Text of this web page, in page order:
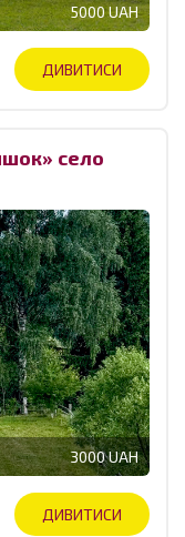
5000 UAH
ДИВИТИСИ
село
3000 UAH
ДИВИТИСИ